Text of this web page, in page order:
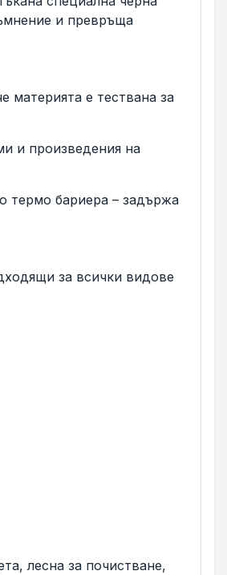
и превръща
материята е тествана за
и произведения на
термо бариера – задържа
за всички видове
лесна за почистване,